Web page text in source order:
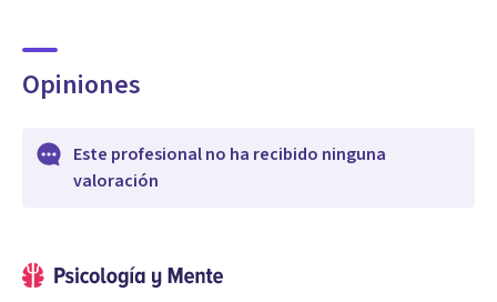
Opiniones
Este profesional no ha recibido ninguna
valoración